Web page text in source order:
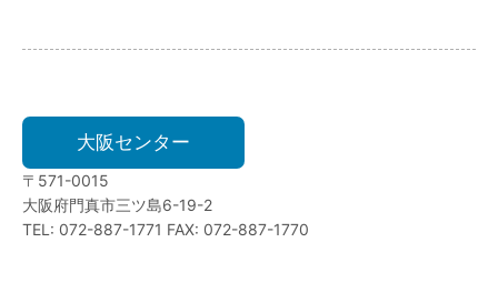
大阪センター
〒571-0015
大阪府門真市三ツ島6-19-2
TEL: 072-887-1771 FAX: 072-887-1770